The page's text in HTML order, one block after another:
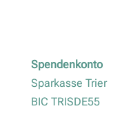
Spendenkonto
Sparkasse Trier
BIC TRISDE55